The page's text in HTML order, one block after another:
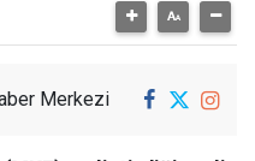
Merkezi